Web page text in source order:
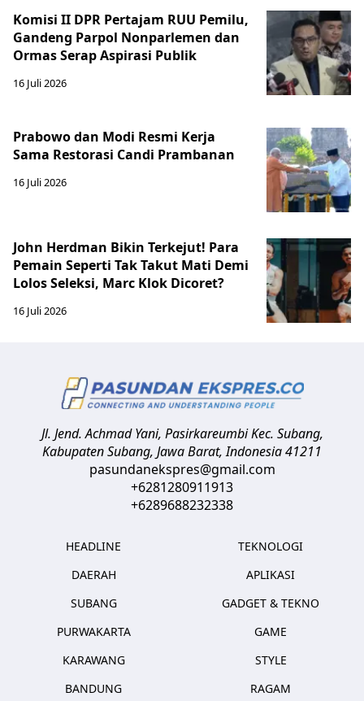
Komisi II DPR Pertajam RUU Pemilu,
Gandeng Parpol Nonparlemen dan
Ormas Serap Aspirasi Publik
16 Juli 2026
Prabowo dan Modi Resmi Kerja
Sama Restorasi Candi Prambanan
16 Juli 2026
John Herdman Bikin Terkejut! Para
Pemain Seperti Tak Takut Mati Demi
Lolos Seleksi, Marc Klok Dicoret?
16 Juli 2026
Jl. Jend. Achmad Yani, Pasirkareumbi Kec. Subang,
Kabupaten Subang, Jawa Barat,Indonesia41211
pasundanekspres@gmail.com
+6281280911913
+6289688232338
HEADLINE
DAERAH
SUBANG
PURWAKARTA
KARAWANG
BANDUNG
TEKNOLOGI
APLIKASI
GADGET & TEKNO
GAME
STYLE
RAGAM